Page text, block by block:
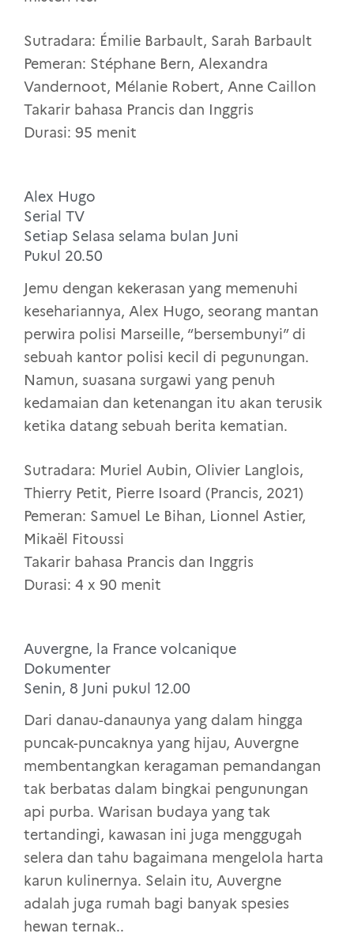
Sutradara: Émilie Barbault, Sarah Barbault
Pemeran: Stéphane Bern, Alexandra
Vandernoot, Mélanie Robert, Anne Caillon
Takarir bahasa Prancis dan Inggris
Durasi: 95 menit
Alex Hugo
Serial TV
Setiap Selasa selama bulan Juni
Pukul 20.50
Jemu dengan kekerasan yang memenuhi
kesehariannya, Alex Hugo, seorang mantan
perwira polisi Marseille, “bersembunyi” di
sebuah kantor polisi kecil di pegunungan.
Namun, suasana surgawi yang penuh
kedamaian dan ketenangan itu akan terusik
ketika datang sebuah berita kematian.
Sutradara: Muriel Aubin, Olivier Langlois,
Thierry Petit, Pierre Isoard (Prancis, 2021)
Pemeran: Samuel Le Bihan, Lionnel Astier,
Mikaël Fitoussi
Takarir bahasa Prancis dan Inggris
Durasi: 4 x 90 menit
Auvergne, la France volcanique
Dokumenter
Senin, 8 Juni pukul 12.00
Dari danau-danaunya yang dalam hingga
puncak-puncaknya yang hijau, Auvergne
membentangkan keragaman pemandangan
tak berbatas dalam bingkai pengunungan
api purba. Warisan budaya yang tak
tertandingi, kawasan ini juga menggugah
selera dan tahu bagaimana mengelola harta
karun kulinernya. Selain itu, Auvergne
adalah juga rumah bagi banyak spesies
hewan ternak..